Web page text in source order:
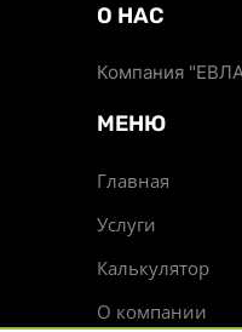
О НАС
Компания
МЕНЮ
Главная
Услуги
Калькулятор
О компании